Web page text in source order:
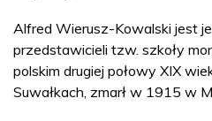
Alfred Wierusz-Kowalski jest
przedstawicieli tzw. szkoły
polskim drugiej połowy XIX
Suwałkach, zmarł w 1915 w